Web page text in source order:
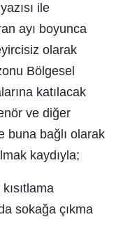
ile
ayı boyunca
olarak
Bölgesel
katılacak
ve diğer
buna bağlı olarak
kaydıyla;
sokağa çıkma